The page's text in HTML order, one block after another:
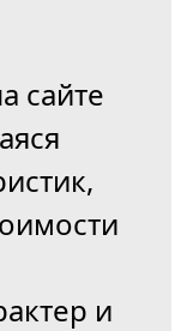
сайте
и